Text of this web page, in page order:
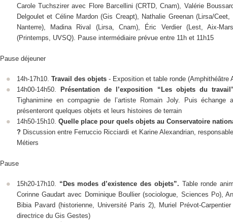
Carole Tuchszirer avec Flore Barcellini (CRTD, Cnam), Valérie
Delgoulet et Céline Mardon (Gis Creapt), Nathalie Greenan (Lirsa/
Nanterre), Madina Rival (Lirsa, Cnam), Éric Verdier (Lest, Aix-
(Printemps, UVSQ). Pause intermédiaire prévue entre 11h et 11h15
Pause déjeuner
14h-17h10. Travail des objets- Exposition et table ronde (Amphithéâtre
14h00-14h50. Présentation de l’exposition “Les objets du
Tighanimine en compagnie de l’artiste Romain Joly. Puis échange
présenteront quelques objets et leurs histoires de terrain
14h50-15h10. Quelle place pour quels objets au Conservatoire
? Discussion entre Ferruccio Ricciardi et Karine Alexandrian,
Métiers
Pause
15h20-17h10. “Des modes d’existence des objets”. Table ronde
Corinne Gaudart avec Dominique Boullier (sociologue, Sciences Po),
Bibia Pavard (historienne, Université Paris 2), Muriel Prévot-
directrice du Gis Gestes)